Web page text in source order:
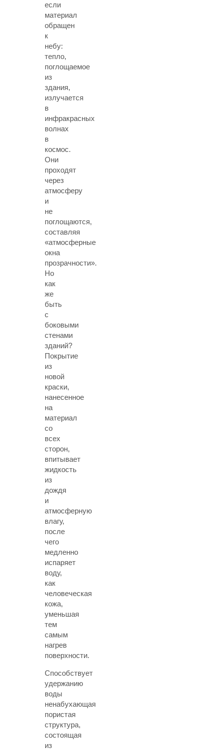
если
материал
обращен
к
небу:
тепло,
поглощаемое
из
здания,
излучается
в
инфракрасных
волнах
в
космос.
Они
проходят
через
атмосферу
и
не
поглощаются,
составляя
«атмосферные
окна
прозрачности».
Но
как
же
быть
с
боковыми
стенами
зданий?
Покрытие
из
новой
краски,
нанесенное
на
материал
со
всех
сторон,
впитывает
жидкость
из
дождя
и
атмосферную
влагу,
после
чего
медленно
испаряет
воду,
как
человеческая
кожа,
уменьшая
тем
самым
нагрев
поверхности.
Способствует
удержанию
воды
ненабухающая
пористая
структура,
состоящая
из